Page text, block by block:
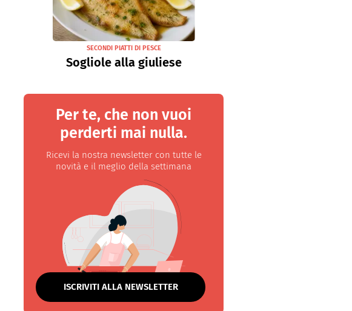
SECONDI PIATTI DI PESCE
Sogliole alla giuliese
Per te, che non vuoi
perderti mai nulla.
Ricevi la nostra newsletter con tutte le
novità e il meglio della settimana
ISCRIVITI ALLA NEWSLETTER